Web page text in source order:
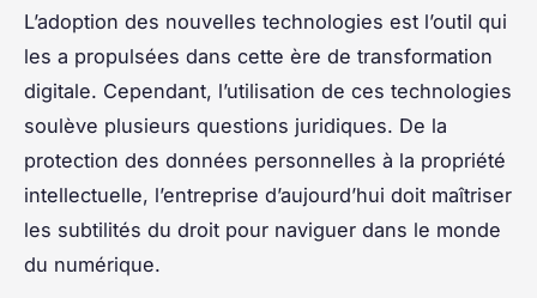
L’adoption des nouvelles technologies est l’outil qui
les a propulsées dans cette ère de transformation
digitale. Cependant, l’utilisation de ces technologies
soulève plusieurs questions juridiques. De la
protection des données personnelles à la propriété
intellectuelle, l’entreprise d’aujourd’hui doit maîtriser
les subtilités du droit pour naviguer dans le monde
du numérique.